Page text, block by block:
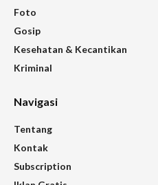
Foto
Gosip
Kesehatan & Kecantikan
Kriminal
Navigasi
Tentang
Kontak
Subscription